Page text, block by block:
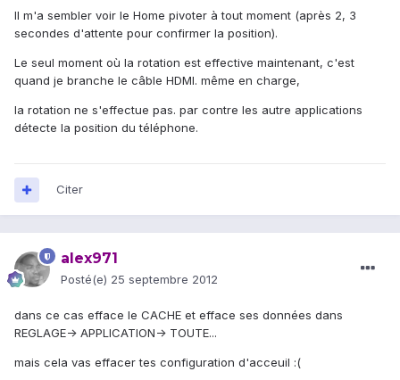
Il m'a sembler voir le Home pivoter à tout moment (après 2, 3
secondes d'attente pour confirmer la position).
Le seul moment où la rotation est effective maintenant, c'est
quand je branche le câble HDMI. même en charge,
la rotation ne s'effectue pas. par contre les autre applications
détecte la position du téléphone.
Citer
alex971
Posté(e) 25 septembre 2012
dans ce cas efface le CACHE et efface ses données dans
REGLAGE-> APPLICATION-> TOUTE...
mais cela vas effacer tes configuration d'acceuil :(